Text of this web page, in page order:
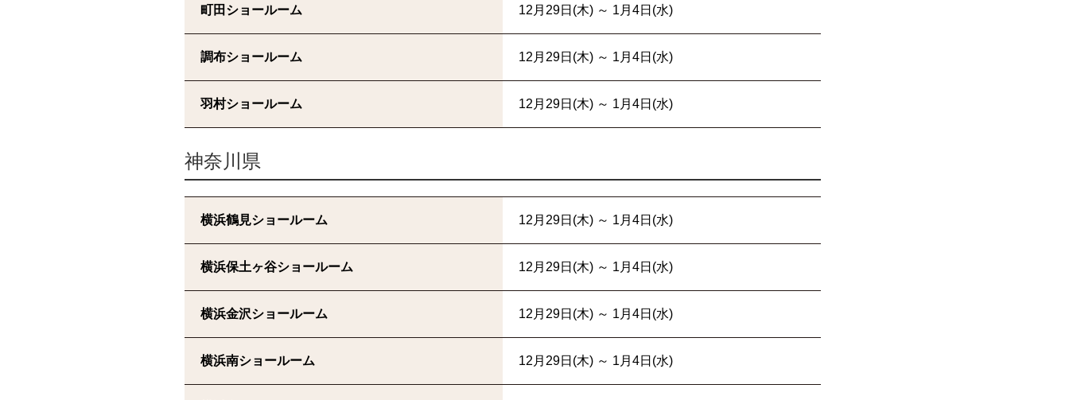
町田ショールーム 12月29日(木) ～ 1月4日(水)
調布ショールーム 12月29日(木) ～ 1月4日(水)
羽村ショールーム 12月29日(木) ～ 1月4日(水)
神奈川県
横浜鶴見ショールーム 12月29日(木) ～ 1月4日(水)
横浜保土ヶ谷ショールーム 12月29日(木) ～ 1月4日(水)
横浜金沢ショールーム 12月29日(木) ～ 1月4日(水)
横浜南ショールーム 12月29日(木) ～ 1月4日(水)